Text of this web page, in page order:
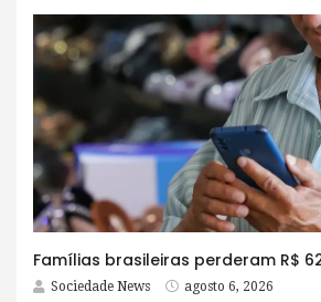
Sociedade News agosto 6, 2026